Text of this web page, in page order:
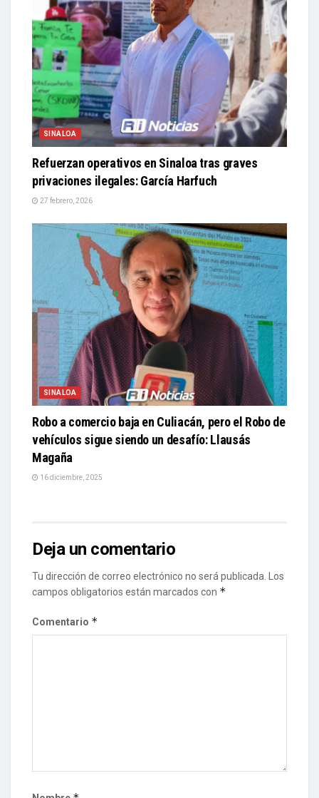
SINALOA
Refuerzan operativos en Sinaloa tras graves
privaciones ilegales: García Harfuch
27 febrero, 2026
SINALOA
Robo a comercio baja en Culiacán, pero el Robo de
vehículos sigue siendo un desafío: Llausás
Magaña
16 diciembre, 2025
Deja un comentario
Tu dirección de correo electrónico no será publicada.
Los
campos obligatorios están marcados con *
Comentario *